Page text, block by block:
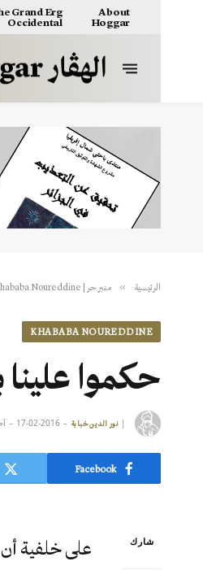
About
Hoggar
Grand Erg
Occidental
الرئيسية » منبر حر | Tribune libre Noureddine
KHABABA NOUREDDINE
حكموا
| نور الدين خبابة 2016-02-17
Facebook
شارك
على خلفية